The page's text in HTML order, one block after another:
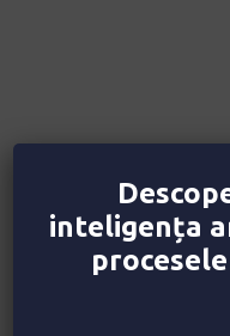
inteligența